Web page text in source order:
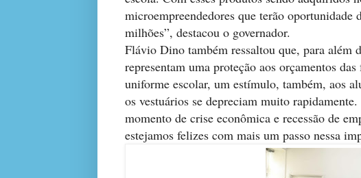
microempreendedores que terão
milhões”, destacou o governador.
Flávio Dino também ressaltou que, para além
representam uma proteção aos orçamentos
uniforme escolar, um estímulo, também, aos
os vestuários se depreciam muito
momento de crise econômica e recessão de
estejamos felizes com mais um passo nessa